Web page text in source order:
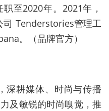
至2020年。2021年，
司 Tenderstories管理工
。（品牌官方）
深耕媒体、时尚与传播
及敏锐的时尚嗅觉，推